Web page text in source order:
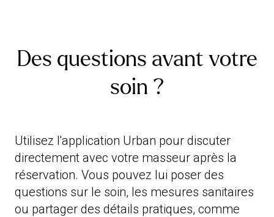
Des questions avant votre
soin ?
Utilisez l'application Urban pour discuter
directement avec votre masseur après la
réservation. Vous pouvez lui poser des
questions sur le soin, les mesures sanitaires
ou partager des détails pratiques, comme